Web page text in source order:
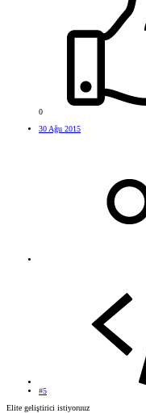
0
30 Ağu 2015
#5
Elite geliştirici istiyoruuz